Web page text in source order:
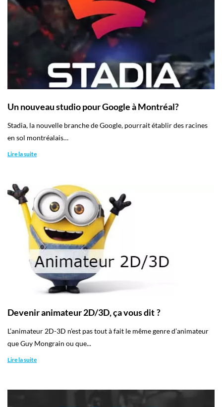
Un nouveau studio pour Google à Montréal?
Stadia, la nouvelle branche de Google, pourrait établir des racines
en sol montréalais…
Lire la suite
Devenir animateur 2D/3D, ça vous dit ?
L’animateur 2D-3D n’est pas tout à fait le même genre d’animateur
que Guy Mongrain ou que...
Lire la suite